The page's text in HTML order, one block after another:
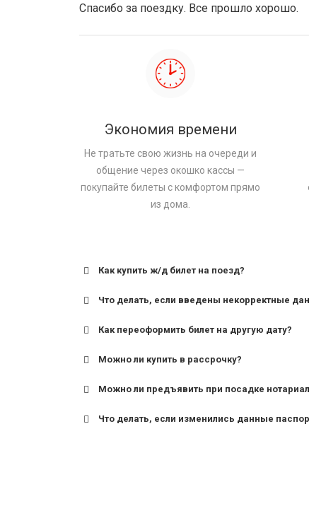
Спасибо за поездку. Все прошло хорошо.
Экономия времени
Не тратьте свою жизнь на очереди и
общение через окошко кассы —
покупайте билеты с комфортом прямо
из дома.
Как купить ж/д билет на поезд?
Что делать, если введены некорректные
Как переоформить билет на другую дату?
Можно ли купить в рассрочку?
Можно ли предъявить при посадке
Что делать, если изменились данные